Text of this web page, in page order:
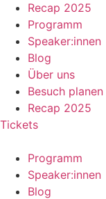
Recap 2025
Programm
Speaker:innen
Blog
Über uns
Besuch planen
Recap 2025
Tickets
Programm
Speaker:innen
Blog